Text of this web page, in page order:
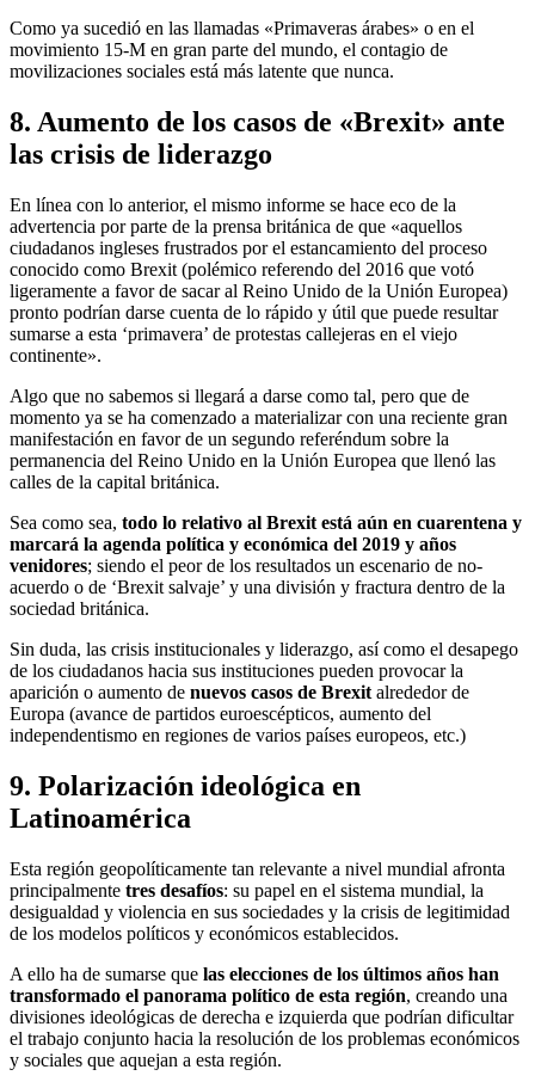
Como ya sucedió en las llamadas «Primaveras árabes» o en el
movimiento 15-M en gran parte del mundo, el contagio de
movilizaciones sociales está más latente que nunca.
8. Aumento de los casos de «Brexit» ante
las crisis de liderazgo
En línea con lo anterior, el mismo informe se hace eco de la
advertencia por parte de la prensa británica de que «aquellos
ciudadanos ingleses frustrados por el estancamiento del proceso
conocido como Brexit (polémico referendo del 2016 que votó
ligeramente a favor de sacar al Reino Unido de la Unión Europea)
pronto podrían darse cuenta de lo rápido y útil que puede resultar
sumarse a esta ‘primavera’ de protestas callejeras en el viejo
continente».
Algo que no sabemos si llegará a darse como tal, pero que de
momento ya se ha comenzado a materializar con una reciente gran
manifestación en favor de un segundo referéndum sobre la
permanencia del Reino Unido en la Unión Europea que llenó las
calles de la capital británica.
Sea como sea, todo lo relativo al Brexit está aún en cuarentena y
marcará la agenda política y económica del 2019 y años
venidores; siendo el peor de los resultados un escenario de no-
acuerdo o de ‘Brexit salvaje’ y una división y fractura dentro de la
sociedad británica.
Sin duda, las crisis institucionales y liderazgo, así como el desapego
de los ciudadanos hacia sus instituciones pueden provocar la
aparición o aumento de nuevos casos de Brexit alrededor de
Europa (avance de partidos euroescépticos, aumento del
independentismo en regiones de varios países europeos, etc.)
9. Polarización ideológica en
Latinoamérica
Esta región geopolíticamente tan relevante a nivel mundial afronta
principalmente tres desafíos: su papel en el sistema mundial, la
desigualdad y violencia en sus sociedades y la crisis de legitimidad
de los modelos políticos y económicos establecidos.
A ello ha de sumarse que las elecciones de los últimos años han
transformado el panorama político de esta región, creando una
divisiones ideológicas de derecha e izquierda que podrían dificultar
el trabajo conjunto hacia la resolución de los problemas económicos
y sociales que aquejan a esta región.